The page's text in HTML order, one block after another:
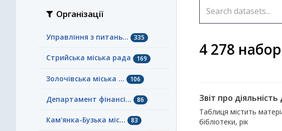
Організації
Управління з питань... 335
Стрийська міська рада 169
Золочівська міська ... 106
Департамент фінансі... 86
Кам'янка-Бузька міс... 83
4 278
Звіт про
Таблиця містить
бібліотеки, рік